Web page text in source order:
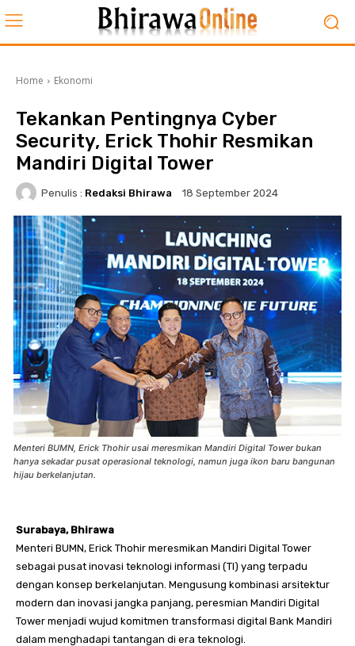
Home Ekonomi
Tekankan Pentingnya Cyber
Security, Erick Thohir Resmikan
Mandiri Digital Tower
Penulis : Redaksi Bhirawa 18 September 2024
Menteri BUMN, Erick Thohir usai meresmikan Mandiri Digital Tower bukan
hanya sekadar pusat operasional teknologi, namun juga ikon baru bangunan
hijau berkelanjutan.
Surabaya, Bhirawa
Menteri BUMN, Erick Thohir meresmikan Mandiri Digital Tower
sebagai pusat inovasi teknologi informasi (TI) yang terpadu
dengan konsep berkelanjutan. Mengusung kombinasi arsitektur
modern dan inovasi jangka panjang, peresmian Mandiri Digital
Tower menjadi wujud komitmen transformasi digital Bank Mandiri
dalam menghadapi tantangan di era teknologi.